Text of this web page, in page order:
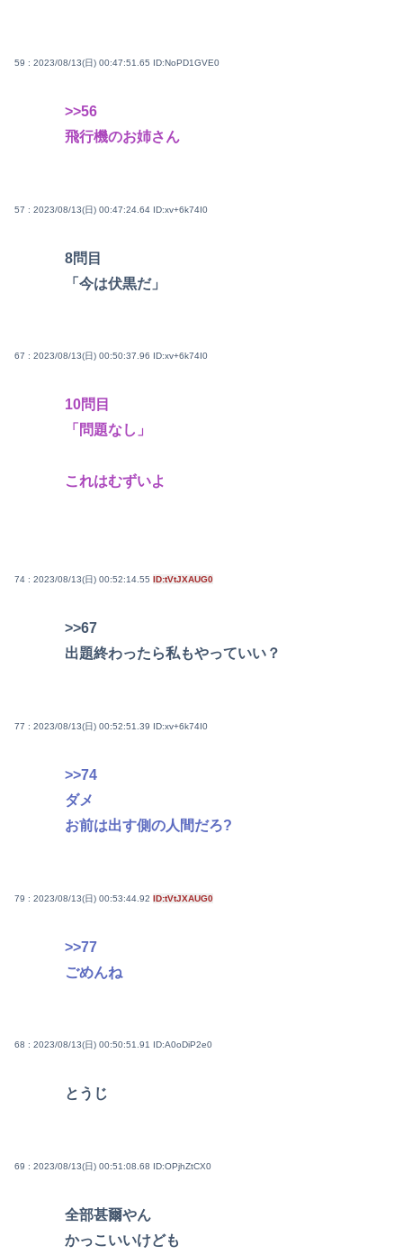
59 : 2023/08/13(日) 00:47:51.65 ID:NoPD1GVE0
>>56
飛行機のお姉さん
57 : 2023/08/13(日) 00:47:24.64 ID:xv+6k74I0
8問目
「今は伏黒だ」
67 : 2023/08/13(日) 00:50:37.96 ID:xv+6k74I0
10問目
「問題なし」
これはむずいよ
74 : 2023/08/13(日) 00:52:14.55 ID:tVtJXAUG0
>>67
出題終わったら私もやっていい？
77 : 2023/08/13(日) 00:52:51.39 ID:xv+6k74I0
>>74
ダメ
お前は出す側の人間だろ?
79 : 2023/08/13(日) 00:53:44.92 ID:tVtJXAUG0
>>77
ごめんね
68 : 2023/08/13(日) 00:50:51.91 ID:A0oDiP2e0
とうじ
69 : 2023/08/13(日) 00:51:08.68 ID:OPjhZtCX0
全部甚爾やん
かっこいいけども